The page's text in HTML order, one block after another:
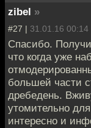
zibel »
#27 | 31.01.16 00:14
Спасибо.
что когда уже
большей части
дребедень.
утомительно
интересно и